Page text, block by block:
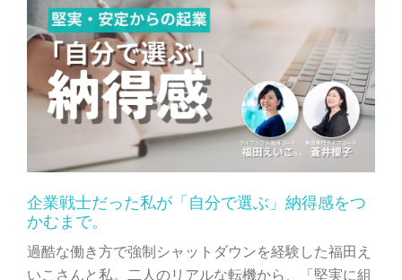
企業戦士だった私が「自分で選ぶ」納得感をつ
かむまで。
過酷な働き方で強制シャットダウンを経験した福田え
いこさんと私。二人のリアルな転機から、「堅実に組